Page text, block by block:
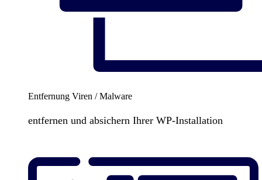
Entfernung Viren / Malware
entfernen und absichern Ihrer WP-Installation